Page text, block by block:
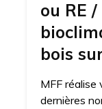
ou RE
bois
MFF réalise
dernières